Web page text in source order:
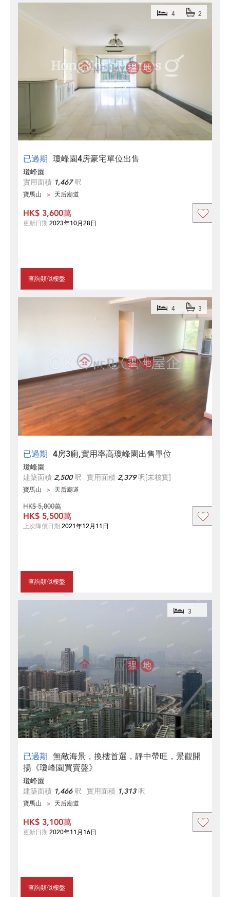
已過期 瓊峰園4房豪宅單位出售
4 2
瓊峰園
實用面積 1,467呎
寶馬山 天后廟道
查詢類似樓盤
HK$ 3,600萬
更新日期 2023年10月28日
已過期 4房3廁,實用率高瓊峰園出售單位
4 3
瓊峰園
建築面積 2,500呎 實用面積 2,379呎[未核實]
寶馬山 天后廟道
查詢類似樓盤
HK$ 5,800萬
HK$ 5,500萬
上次降價日期 2021年12月11日
已過期 無敵海景，換樓首選，靜中帶旺，景觀開
揚《瓊峰園買賣盤》
3
瓊峰園
建築面積 1,466呎 實用面積 1,313呎
寶馬山 天后廟道
查詢類似樓盤
HK$ 3,100萬
更新日期 2020年11月16日